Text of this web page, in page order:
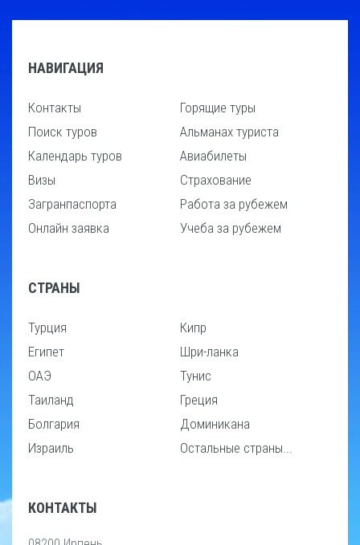
НАВИГАЦИЯ
Контакты
Поиск туров
Календарь туров
Визы
Загранпаспорта
Онлайн заявка
Горящие туры
Альманах туриста
Авиабилеты
Страхование
Работа за рубежем
Учеба за рубежем
СТРАНЫ
Турция
Египет
ОАЭ
Таиланд
Болгария
Израиль
Кипр
Шри-ланка
Тунис
Греция
Доминикана
Остальные страны...
КОНТАКТЫ